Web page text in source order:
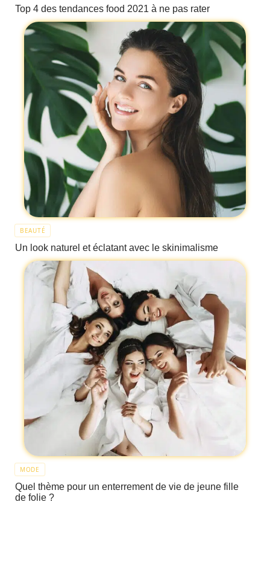
Top 4 des tendances food 2021 à ne pas rater
BEAUTÉ
Un look naturel et éclatant avec le skinimalisme
MODE
Quel thème pour un enterrement de vie de jeune fille
de folie ?